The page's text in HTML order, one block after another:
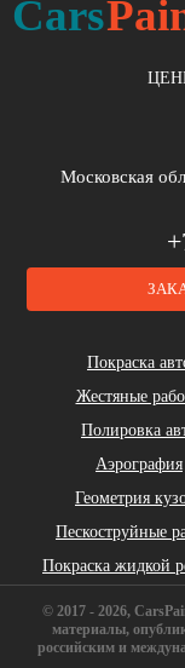
Daihatsu
Cars
Московская
Покраска
Жестяные
Полировка
Аэрография
Геометрия
Пескоструйные
Покраска жидкой
© 2017 - 2026,
материалы,
российским и